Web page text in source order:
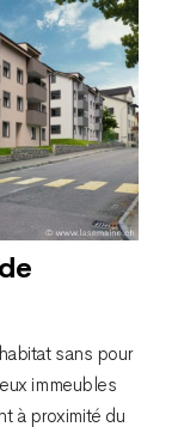
sans pour
immeubles
à proximité du